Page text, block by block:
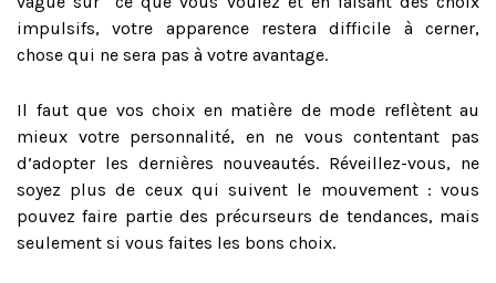
impulsifs, votre apparence restera difficile à cerner,
chose qui ne sera pas à votre avantage.
Il faut que vos choix en matière de mode reflètent au
mieux votre personnalité, en ne vous contentant pas
d’adopter les dernières nouveautés. Réveillez-vous, ne
soyez plus de ceux qui suivent le mouvement : vous
pouvez faire partie des précurseurs de tendances, mais
seulement si vous faites les bons choix.